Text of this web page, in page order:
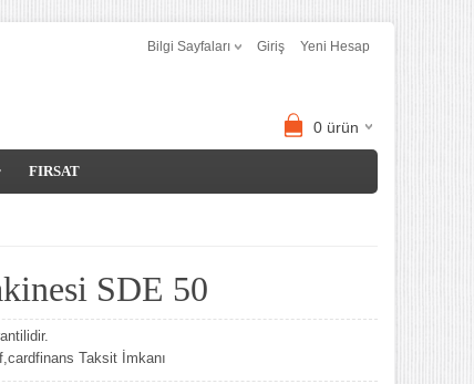
Bilgi Sayfaları Giriş Yeni Hesap
0 ürün
FIRSAT
SDE 50
Taksit İmkanı